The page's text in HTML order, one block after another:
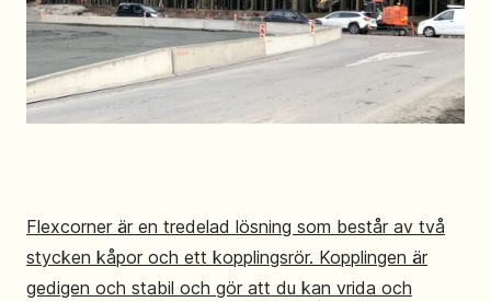
Flexcorner är en tredelad lösning som består av två
stycken kåpor och ett kopplingsrör. Kopplingen är
gedigen och stabil och gör att du kan vrida och